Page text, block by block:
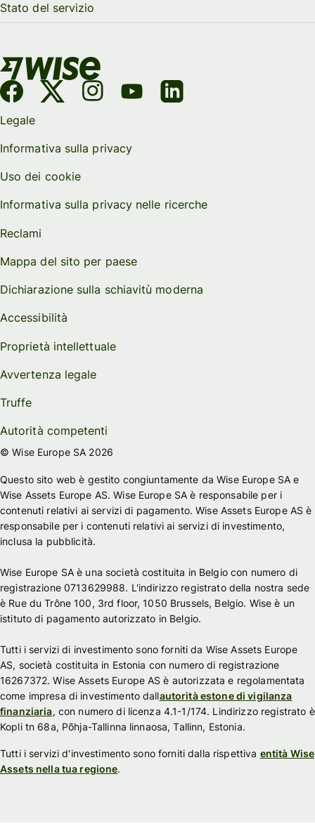
Stato del servizio
Legale
Informativa sulla privacy
Uso dei cookie
Informativa sulla privacy nelle ricerche
Reclami
Mappa del sito per paese
Dichiarazione sulla schiavitù moderna
Accessibilità
Proprietà intellettuale
Avvertenza legale
Truffe
Autorità competenti
© Wise Europe SA 2026
Questo sito web è gestito congiuntamente da Wise Europe SA e
Wise Assets Europe AS. Wise Europe SA è responsabile per i
contenuti relativi ai servizi di pagamento. Wise Assets Europe AS è
responsabile per i contenuti relativi ai servizi di investimento,
inclusa la pubblicità.
Wise Europe SA è una società costituita in Belgio con numero di
registrazione 0713629988. L'indirizzo registrato della nostra sede
è Rue du Trône 100, 3rd floor, 1050 Brussels, Belgio. Wise è un
istituto di pagamento autorizzato in Belgio.
Tutti i servizi di investimento sono forniti da Wise Assets Europe
AS, società costituita in Estonia con numero di registrazione
16267372. Wise Assets Europe AS è autorizzata e regolamentata
come impresa di investimento dallautorità estone di vigilanza
finanziaria, con numero di licenza 4.1-1/174. Lindirizzo registrato è
Kopli tn 68a, Põhja-Tallinna linnaosa, Tallinn, Estonia.
Tutti i servizi d'investimento sono forniti dalla rispettiva entità Wise
Assets nella tua regione.